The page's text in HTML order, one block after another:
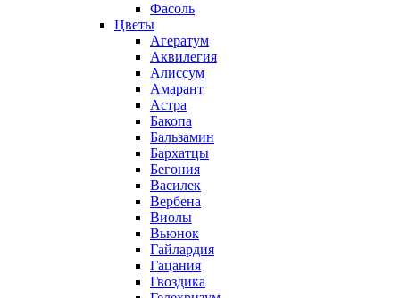
Фасоль
Цветы
Агератум
Аквилегия
Алиссум
Амарант
Астра
Бакопа
Бальзамин
Бархатцы
Бегония
Василек
Вербена
Виолы
Вьюнок
Гайлардия
Гацания
Гвоздика